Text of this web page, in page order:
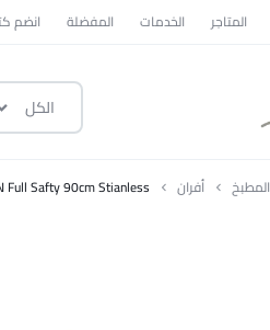
المتاجر الخدمات المفضلة انضم
الكل
المطبخ أفران Full Safty 90cm Stianless